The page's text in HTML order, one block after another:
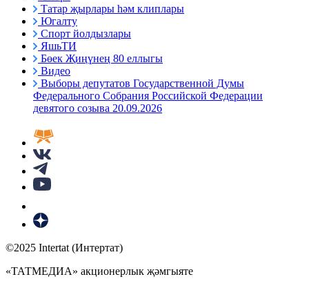
Татар җырлары һәм клиплары
Югалту
Спорт йолдызлары
ЯшьТИ
Бөек Җиңүнең 80 еллыгы
Видео
Выборы депутатов Государственной Думы
Федерального Собрания Российской Федерации
девятого созыва 20.09.2026
©2025 Intertat (Интертат)
«ТАТМЕДИА» акционерлык җәмгыяте